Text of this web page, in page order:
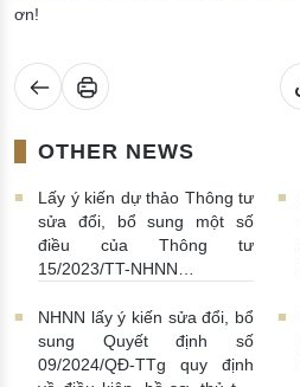
ơn!
OTHER NEWS
Lấy ý kiến dự thảo Thông tư
sửa đổi, bổ sung một số
điều của Thông tư
15/2023/TT-NHNN
NHNN lấy ý kiến sửa đổi, bổ
sung Quyết định số
09/2024/QĐ-TTg quy định